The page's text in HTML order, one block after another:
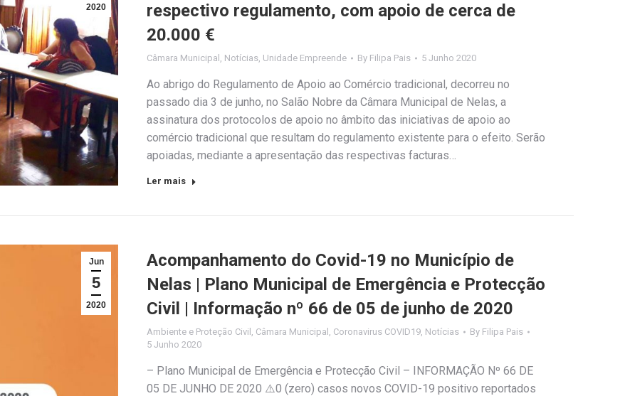
2020
respectivo regulamento, com apoio de cerca de
20.000 €
Câmara Municipal , Notícias, Unidade Empreende By Filipa Pais 5 Junho 2020
Ao abrigo do Regulamento de Apoio ao Comércio tradicional, decorreu no
passado dia 3 de junho, no Salão Nobre da Câmara Municipal de Nelas, a
assinatura dos protocolos de apoio no âmbito das iniciativas de apoio ao
comércio tradicional que resultam do regulamento existente para o efeito. Serão
apoiadas, mediante a apresentação das respectivas facturas…
Ler mais
Jun
5
2020
Acompanhamento do Covid-19 no Município de
Nelas | Plano Municipal de Emergência e Protecção
Civil | Informação nº 66 de 05 de junho de 2020
Ambiente e Proteção Civil , Câmara Municipal , Coronavirus COVID19, Notícias By Filipa Pais
5 Junho 2020
– Plano Municipal de Emergência e Protecção Civil – INFORMAÇÃO Nº 66 DE
05 DE JUNHO DE 2020 ⚠️0 (zero) casos novos COVID-19 positivo reportados